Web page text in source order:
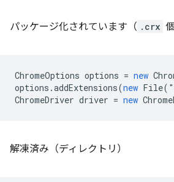
パッケージ化されています（ .crx
ChromeOptions options = new
options .addExtensions(new File( "
ChromeDriver driver = new
解凍済み（ディレクトリ）